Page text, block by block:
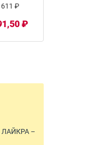
611 ₽
₽
ЛАЙКРА –